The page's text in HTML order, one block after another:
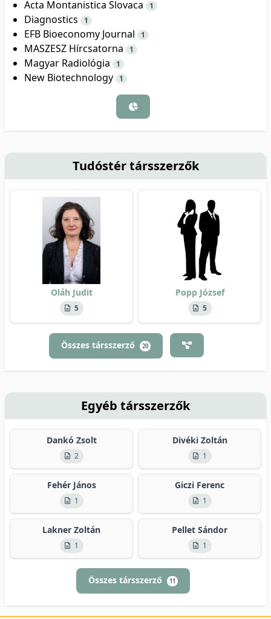
Acta Montanistica Slovaca 1
Diagnostics 1
EFB Bioeconomy Journal 1
MASZESZ Hírcsatorna 1
Magyar Radiológia 1
New Biotechnology 1
Tudóstér társszerzők
Oláh Judit
5
Popp József
5
Összes társszerző 20
Egyéb társszerzők
Dankó Zsolt
2
Divéki Zoltán
1
Fehér János
1
Giczi Ferenc
1
Lakner Zoltán
1
Pellet Sándor
1
Összes társszerző 11